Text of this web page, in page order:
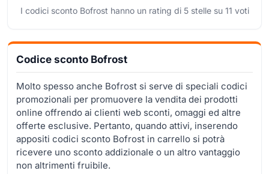
I codici sconto Bofrost hanno un rating di 5stelle su 11 voti
Codice sconto Bofrost
Molto spesso anche Bofrost si serve di speciali codici
promozionali per promuovere la vendita dei prodotti
online offrendo ai clienti web sconti, omaggi ed altre
offerte esclusive. Pertanto, quando attivi, inserendo
appositi codici sconto Bofrost in carrello si potrà
ricevere uno sconto addizionale o un altro vantaggio
non altrimenti fruibile.